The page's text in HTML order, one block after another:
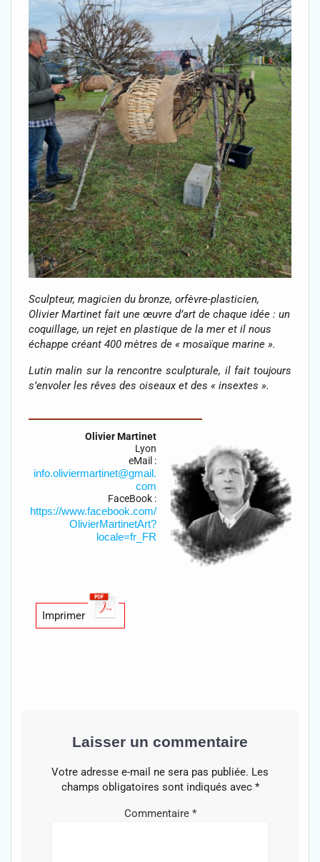
Sculpteur, magicien du bronze, orfèvre-plasticien,
Olivier Martinet fait une œuvre d’art de chaque idée : un
coquillage, un rejet en plastique de la mer et il nous
échappe créant 400 mètres de « mosaïque marine ».
Lutin malin sur la rencontre sculpturale, il fait toujours
s’envoler les rêves des oiseaux et des « insextes ».
Olivier Martinet
Lyon
eMail :
info.oliviermartinet@gmail.
com
FaceBook :
https://www.facebook.com/
OlivierMartinetArt?
locale=fr_FR
Imprimer
Laisser un commentaire
Votre adresse e-mail ne sera pas publiée. Les
champs obligatoires sont indiqués avec *
Commentaire *